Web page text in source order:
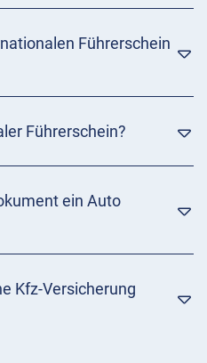
Führerschein
Führerschein?
ein Auto
Kfz-Versicherung